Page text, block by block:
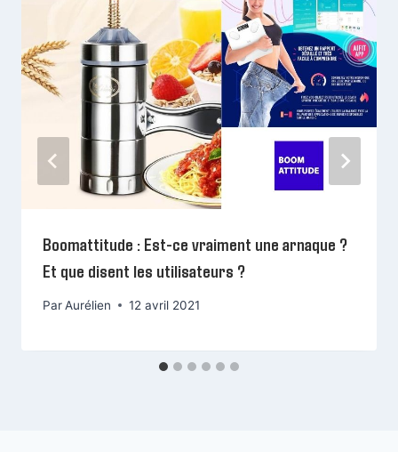
Boomattitude : Est-ce vraiment une arnaque ?
Et que disent les utilisateurs ?
ParAurélien 12 avril 2021